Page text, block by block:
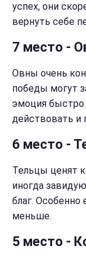
успех, они
вернуть себе
7 место -
Овны очень
победы могут
эмоция
действовать и
6 место -
Тельцы ценят
иногда
благ. Особенно
меньше.
5 место -